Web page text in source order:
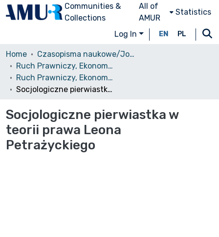
Communities &
Collections
All of
AMUR
Statistics
Log In EN PL
Home
Czasopisma naukowe/Journals
Ruch Prawniczy, Ekonomiczny i Socjologiczny
Ruch Prawniczy, Ekonomiczny i Socjologiczny, 1975, nr 3
Socjologiczne pierwiastka w teorii prawa Leona Petrażyckiego
Socjologiczne pierwiastka w
teorii prawa Leona
Petrażyckiego